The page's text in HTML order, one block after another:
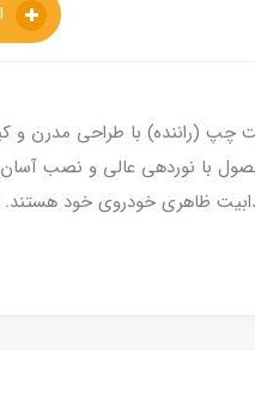
(راننده) با طراحی مدرن و
با نوردهی عالی و نصب آسان،
ظاهری خودروی خود